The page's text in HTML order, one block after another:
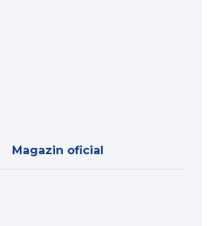
Magazin oficial